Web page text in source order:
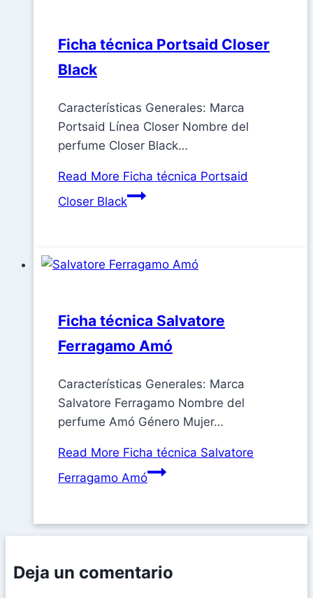
Ficha técnica Portsaid Closer
Black
Características Generales: Marca
Portsaid Línea Closer Nombre del
perfume Closer Black…
Read More Ficha técnica Portsaid
Closer Black
Ficha técnica Salvatore
Ferragamo Amó
Características Generales: Marca
Salvatore Ferragamo Nombre del
perfume Amó Género Mujer…
Read More Ficha técnica Salvatore
Ferragamo Amó
Deja un comentario